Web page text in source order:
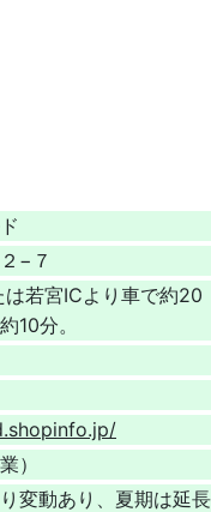
−７
若宮ICより車で約20
10分。
）
変動あり、夏期は延長